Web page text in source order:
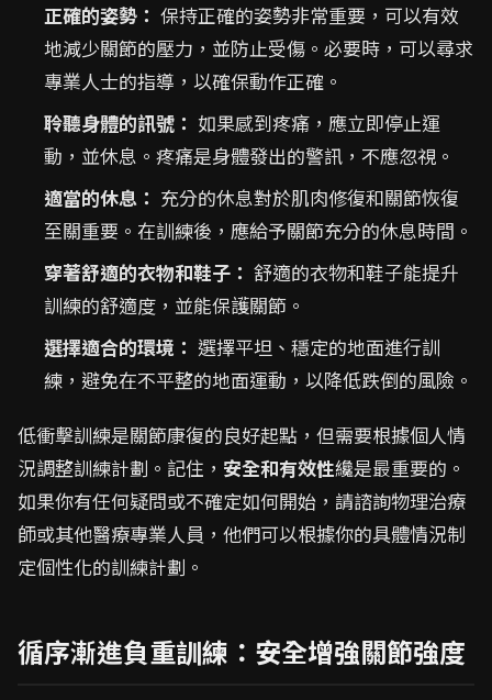
正確的姿勢： 保持正確的姿勢非常重要，可以有效
地減少關節的壓力，並防止受傷。必要時，可以尋求
專業人士的指導，以確保動作正確。
聆聽身體的訊號： 如果感到疼痛，應立即停止運
動，並休息。疼痛是身體發出的警訊，不應忽視。
適當的休息： 充分的休息對於肌肉修復和關節恢復
至關重要。在訓練後，應給予關節充分的休息時間。
穿著舒適的衣物和鞋子： 舒適的衣物和鞋子能提升
訓練的舒適度，並能保護關節。
選擇適合的環境： 選擇平坦、穩定的地面進行訓
練，避免在不平整的地面運動，以降低跌倒的風險。
低衝擊訓練是關節康復的良好起點，但需要根據個人情
況調整訓練計劃。記住， 安全和有效性纔是最重要的。
如果你有任何疑問或不確定如何開始，請諮詢物理治療
師或其他醫療專業人員，他們可以根據你的具體情況制
定個性化的訓練計劃。
循序漸進負重訓練：安全增強關節強度